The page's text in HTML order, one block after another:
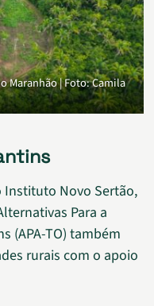
Maranhão | Foto: Camila
Instituto Novo Sertão,
Para a
(APA-TO) também
rurais com o apoio